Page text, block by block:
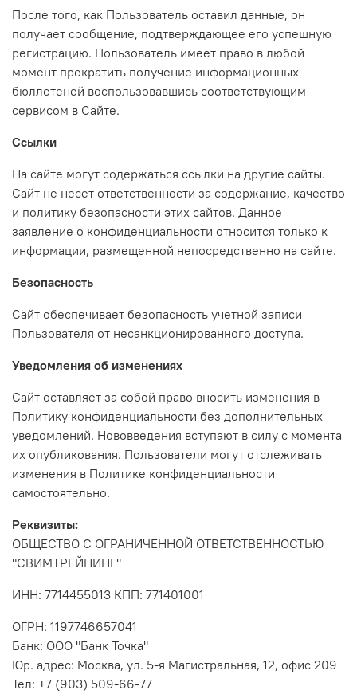
После того, как Пользователь оставил данные, он
получает сообщение, подтверждающее его успешную
регистрацию. Пользователь имеет право в любой
момент прекратить получение информационных
бюллетеней воспользовавшись соответствующим
сервисом в Сайте.
Ссылки
На сайте могут содержаться ссылки на другие сайты.
Сайт не несет ответственности за содержание, качество
и политику безопасности этих сайтов. Данное
заявление о конфиденциальности относится только к
информации, размещенной непосредственно на сайте.
Безопасность
Сайт обеспечивает безопасность учетной записи
Пользователя от несанкционированного доступа.
Уведомления об изменениях
Сайт оставляет за собой право вносить изменения в
Политику конфиденциальности без дополнительных
уведомлений. Нововведения вступают в силу с момента
их опубликования. Пользователи могут отслеживать
изменения в Политике конфиденциальности
самостоятельно.
Реквизиты:
ОБЩЕСТВО С ОГРАНИЧЕННОЙ ОТВЕТСТВЕННОСТЬЮ
"СВИМТРЕЙНИНГ"
ИНН: 7714455013 КПП: 771401001
ОГРН: 1197746657041
Банк: ООО "Банк Точка"
Юр. адрес: Москва, ул. 5-я Магистральная, 12, офис 209
Тел: +7 (903) 509-66-77